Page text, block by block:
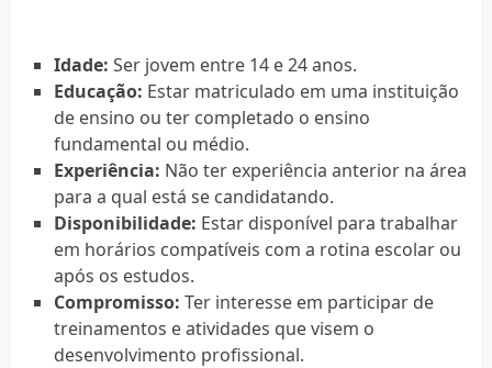
Idade: Ser jovem entre 14 e 24 anos.
Educação: Estar matriculado em uma instituição
de ensino ou ter completado o ensino
fundamental ou médio.
Experiência: Não ter experiência anterior na área
para a qual está se candidatando.
Disponibilidade: Estar disponível para trabalhar
em horários compatíveis com a rotina escolar ou
após os estudos.
Compromisso: Ter interesse em participar de
treinamentos e atividades que visem o
desenvolvimento profissional.